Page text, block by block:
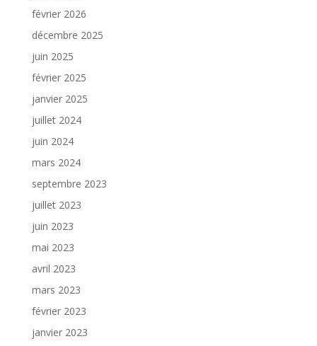
février 2026
décembre 2025
juin 2025
février 2025
janvier 2025
juillet 2024
juin 2024
mars 2024
septembre 2023
juillet 2023
juin 2023
mai 2023
avril 2023
mars 2023
février 2023
janvier 2023